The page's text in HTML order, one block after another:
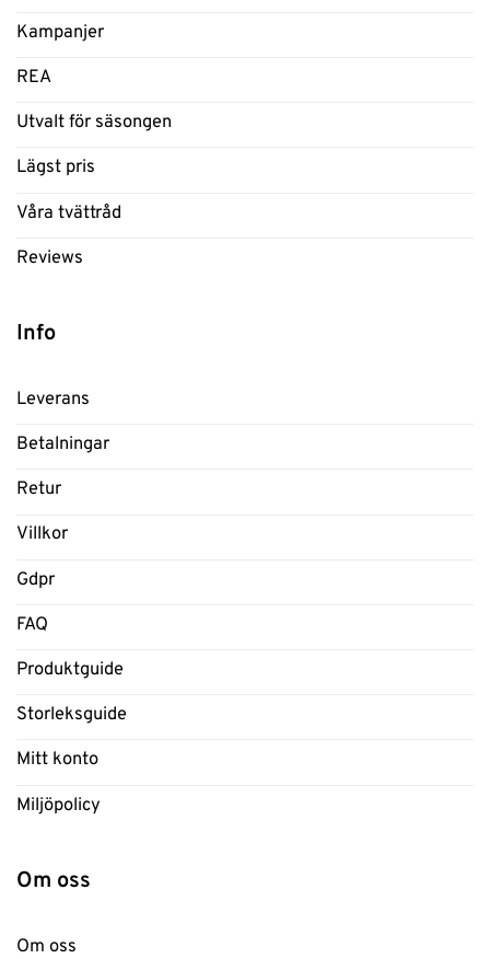
Kampanjer
REA
Utvalt för säsongen
Lägst pris
Våra tvättråd
Reviews
Info
Leverans
Betalningar
Retur
Villkor
Gdpr
FAQ
Produktguide
Storleksguide
Mitt konto
Miljöpolicy
Om oss
Om oss